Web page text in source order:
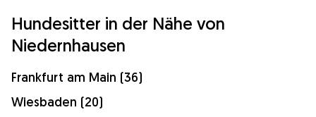
Hundesitter in der Nähe von
Niedernhausen
Frankfurt am Main (36)
Wiesbaden (20)